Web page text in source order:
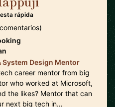
rápida
System Design Mentor
career mentor from big
who worked at Microsoft,
the likes? Mentor that can
next big tech in…